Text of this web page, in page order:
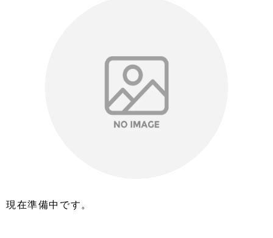
現在準備中です。